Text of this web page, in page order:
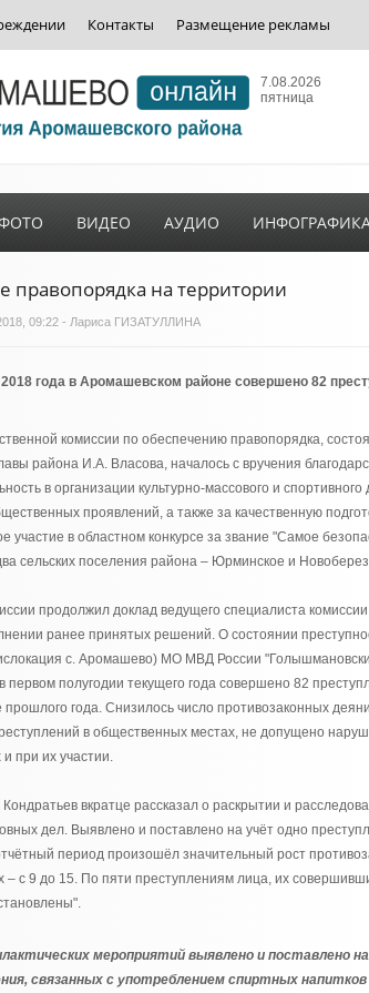
Контакты Размещение рекламы
7.08.2026
пятница
ВИДЕО АУДИО
правопорядка на территории
09:22 - Лариса ГИЗАТУЛЛИНА
года в Аромашевском районе совершено 82
комиссии по обеспечению правопорядка,
района И.А. Власова, началось с вручения
в организации культурно-массового и
проявлений, а также за качественную
участие в областном конкурсе за звание "Самое
сельских поселения района – Юрминское и
продолжил доклад ведущего специалиста
ранее принятых решений. О состоянии
с. Аромашево) МО МВД России
первом полугодии текущего года совершено 82
года. Снизилось число противозаконных
в общественных местах, не допущено
при их участии.
вкратце рассказал о раскрытии и
дел. Выявлено и поставлено на учёт одно
период произошёл значительный рост
– с 9 до 15. По пяти преступлениям лица, их
мероприятий выявлено и поставлено
связанных с употреблением спиртных